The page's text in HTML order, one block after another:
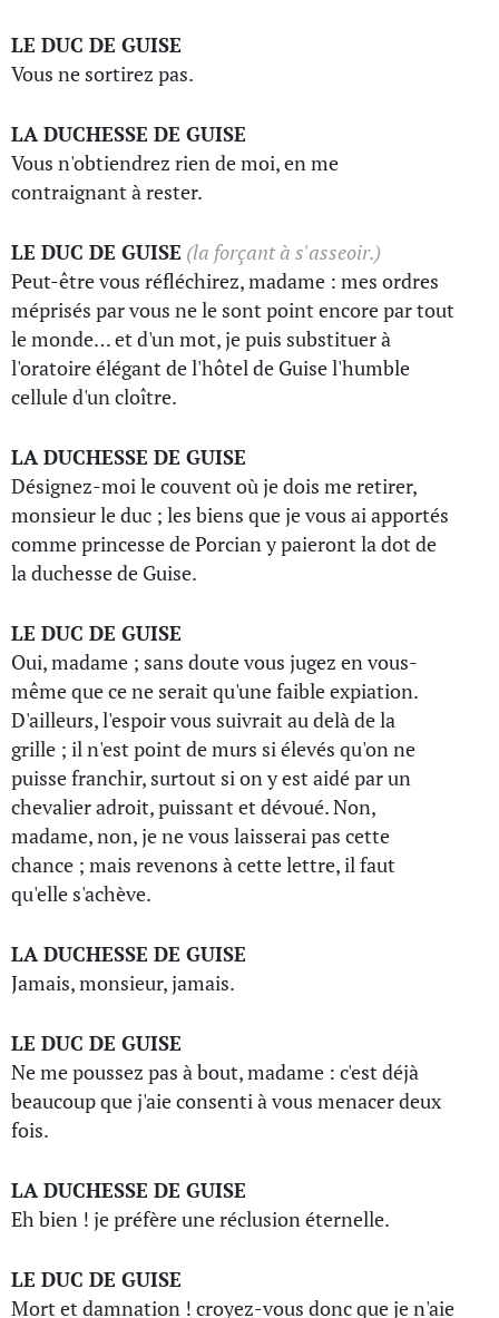
LE DUC DE GUISE
Vous ne sortirez pas.
LA DUCHESSE DE GUISE
Vous n'obtiendrez rien de moi, en me
contraignant à rester.
LE DUC DE GUISE (la forçant à s'asseoir.)
Peut-être vous réfléchirez, madame : mes ordres
méprisés par vous ne le sont point encore par tout
le monde… et d'un mot, je puis substituer à
l'oratoire élégant de l'hôtel de Guise l'humble
cellule d'un cloître.
LA DUCHESSE DE GUISE
Désignez-moi le couvent où je dois me retirer,
monsieur le duc ; les biens que je vous ai apportés
comme princesse de Porcian y paieront la dot de
la duchesse de Guise.
LE DUC DE GUISE
Oui, madame ; sans doute vous jugez en vous-
même que ce ne serait qu'une faible expiation.
D'ailleurs, l'espoir vous suivrait au delà de la
grille ; il n'est point de murs si élevés qu'on ne
puisse franchir, surtout si on y est aidé par un
chevalier adroit, puissant et dévoué. Non,
madame, non, je ne vous laisserai pas cette
chance ; mais revenons à cette lettre, il faut
qu'elle s'achève.
LA DUCHESSE DE GUISE
Jamais, monsieur, jamais.
LE DUC DE GUISE
Ne me poussez pas à bout, madame : c'est déjà
beaucoup que j'aie consenti à vous menacer deux
fois.
LA DUCHESSE DE GUISE
Eh bien ! je préfère une réclusion éternelle.
LE DUC DE GUISE
Mort et damnation ! croyez-vous donc que je n'aie